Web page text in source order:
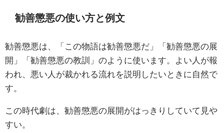
勧善懲悪の使い方と例文
勧善懲悪は、「この物語は勧善懲悪だ」「勧善懲悪の展
開」「勧善懲悪の教訓」のように使います。よい人が報
われ、悪い人が裁かれる流れを説明したいときに自然で
す。
この時代劇は、勧善懲悪の展開がはっきりしていて見や
すい。